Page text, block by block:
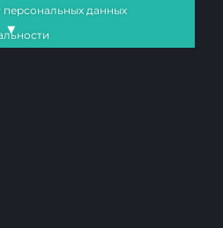
▼
персональных данных